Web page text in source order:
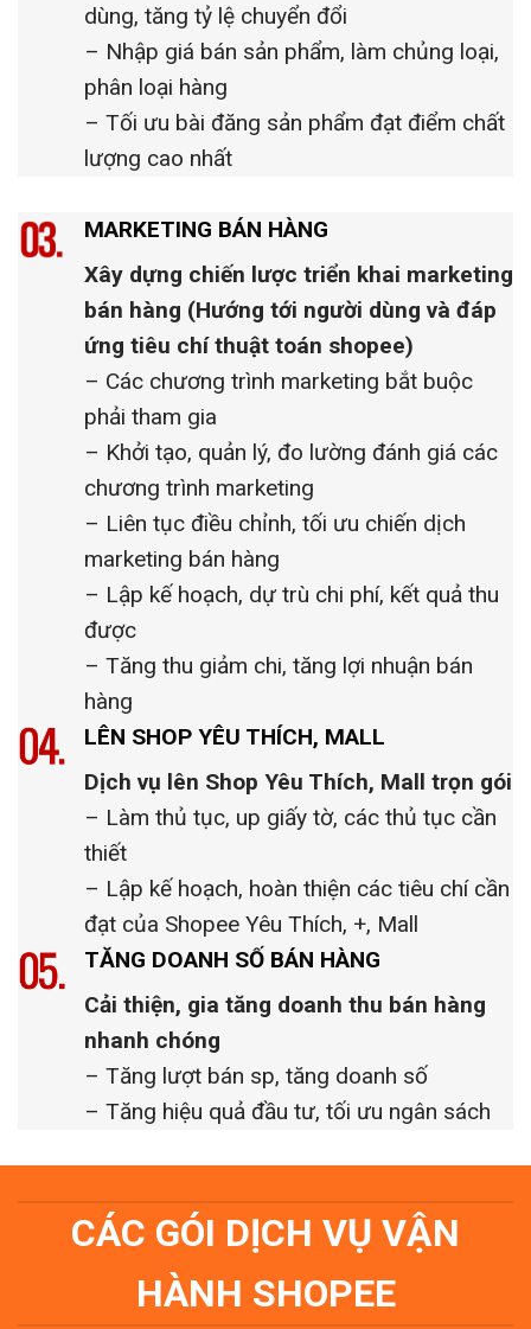
dùng, tăng tỷ lệ chuyển đổi
– Nhập giá bán sản phẩm, làm chủng loại,
phân loại hàng
– Tối ưu bài đăng sản phẩm đạt điểm chất
lượng cao nhất
MARKETING BÁN HÀNG
Xây dựng chiến lược triển khai marketing
bán hàng (Hướng tới người dùng và đáp
ứng tiêu chí thuật toán shopee)
– Các chương trình marketing bắt buộc
phải tham gia
– Khởi tạo, quản lý, đo lường đánh giá các
chương trình marketing
– Liên tục điều chỉnh, tối ưu chiến dịch
marketing bán hàng
– Lập kế hoạch, dự trù chi phí, kết quả thu
được
– Tăng thu giảm chi, tăng lợi nhuận bán
hàng
LÊN SHOP YÊU THÍCH, MALL
Dịch vụ lên Shop Yêu Thích, Mall trọn gói
– Làm thủ tục, up giấy tờ, các thủ tục cần
thiết
– Lập kế hoạch, hoàn thiện các tiêu chí cần
đạt của Shopee Yêu Thích, +, Mall
TĂNG DOANH SỐ BÁN HÀNG
Cải thiện, gia tăng doanh thu bán hàng
nhanh chóng
– Tăng lượt bán sp, tăng doanh số
– Tăng hiệu quả đầu tư, tối ưu ngân sách
CÁC GÓI DỊCH VỤ VẬN
HÀNH SHOPEE